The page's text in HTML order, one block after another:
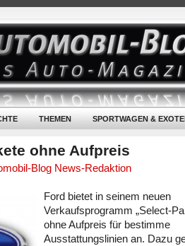
THEMEN SPORTWAGEN &
ohne Aufpreis
Blog News-Redaktion
Ford bietet in seinem neuen
Verkaufsprogramm „Select-
ohne Aufpreis für bestimme
Ausstattungslinien an. Dazu